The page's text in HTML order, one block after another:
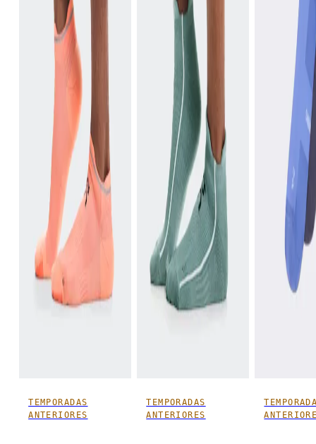
TEMPORADAS
ANTERIORES
TEMPORADAS
ANTERIORES